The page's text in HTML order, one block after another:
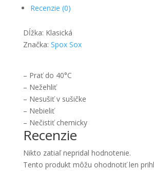
Sox
Recenzie (0)
Dĺžka: Klasická
Značka: Spox Sox
– Prať do 40°C
– Nežehliť
– Nesušiť v sušičke
– Nebieliť
– Nečistiť chemicky
Recenzie
Nikto zatiaľ nepridal hodnotenie.
Tento produkt môžu ohodnotiť len